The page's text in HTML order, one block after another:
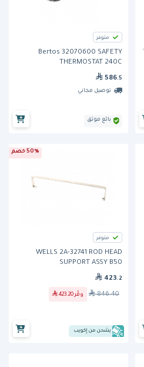
متوفر
Bertos 32070600 SAFETY
THERMOSTAT 240C
586.5
توصيل مجاني
بائع موثق
50% خصم
متوفر
WELLS 2A-32741 ROD HEAD
SUPPORT ASSY B50
423 .2
846.40 وفّر 423.20
يشحن من إكويب